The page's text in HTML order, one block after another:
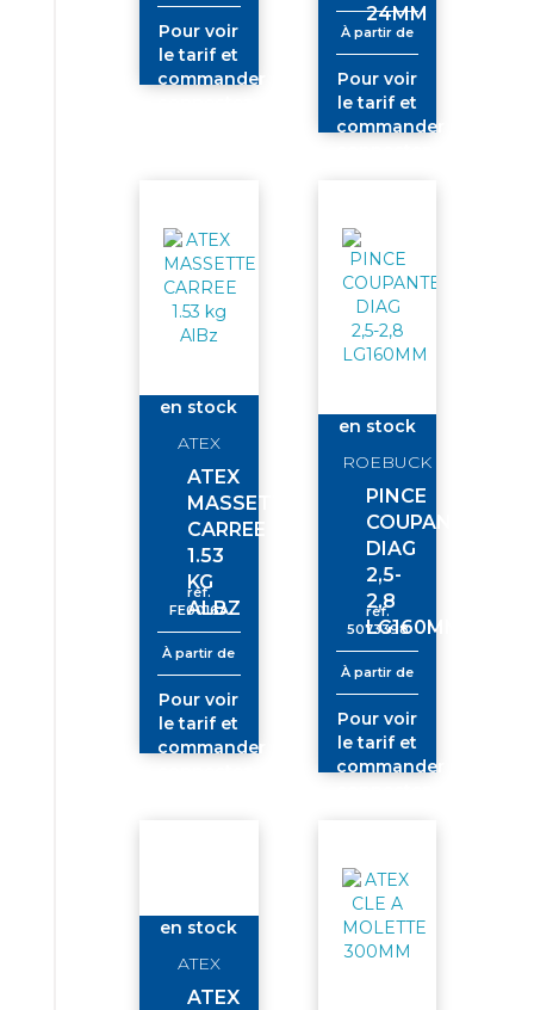
Pour voir
le tarif et
commander
24MM
À partir de
Pour voir
le tarif et
commander
en stock
ATEX
ATEX
MASSETTE
CARREE
1.53
KG
ALBZ
réf.
FE0016A
À partir de
Pour voir
le tarif et
commander
en stock
ROEBUCK
PINCE
COUPANTE
DIAG
2,5-
2,8
LG160MM
réf.
5073398
À partir de
Pour voir
le tarif et
commander
en stock
ATEX
ATEX